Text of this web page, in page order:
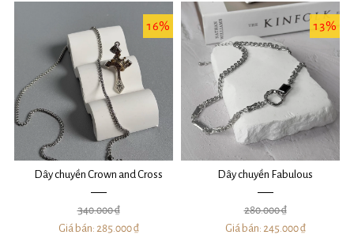
16%
Dây chuyền Crown and Cross
340.000 ₫
Giá bán: 285.000 ₫
13%
Dây chuyền Fabulous
280.000 ₫
Giá bán: 245.000 ₫